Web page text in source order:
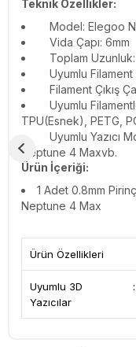
Teknik Özellikler:
Model: Elegoo
Vida Çapı: 6mm
Toplam Uzunluk:
Uyumlu Filament
Filament Çıkış
Uyumlu
TPU(Esnek), PETG,
Uyumlu Yazıcı
Neptune 4 Maxvb.
Ürün İçeriği:
1 Adet 0.8mm
Neptune 4 Max
Ürün Özellikleri
Uyumlu 3D
Yazıcılar
: